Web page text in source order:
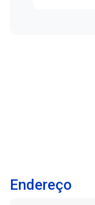
luminosidade
proporcionam
Sacada com
Endereço